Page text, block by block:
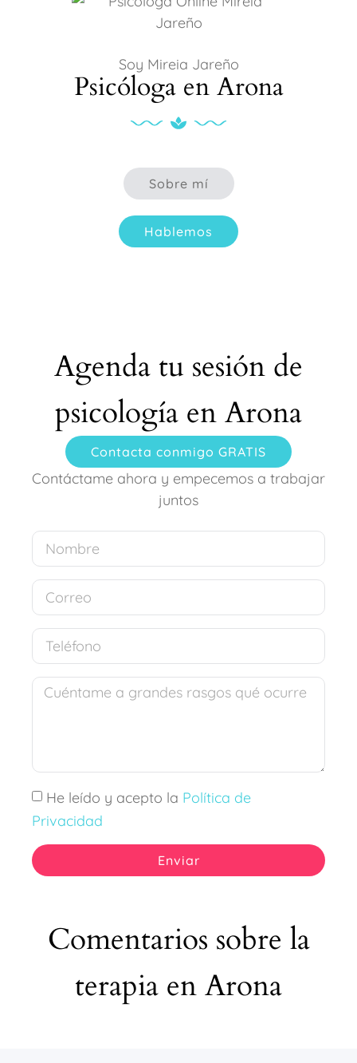
Soy Mireia Jareño
Psicóloga en Arona
Sobre mí
Hablemos
Agenda tu sesión de
psicología en Arona
Contacta conmigo GRATIS
Contáctame ahora y empecemos a trabajar
juntos
He leído y acepto la Política de
Privacidad
Enviar
Comentarios sobre la
terapia en Arona